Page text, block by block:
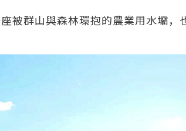
被群山與森林環抱的農業用水壩，